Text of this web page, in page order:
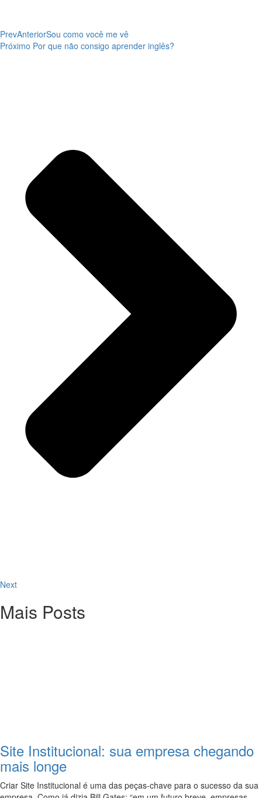
PrevAnteriorSou como você me vê
Próximo Por que não consigo aprender inglês?
Next
Mais Posts
Site Institucional: sua empresa chegando
mais longe
Criar Site Institucional é uma das peças-chave para o sucesso da sua